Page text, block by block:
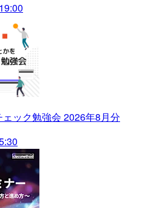
ック勉強会 2026年8月分